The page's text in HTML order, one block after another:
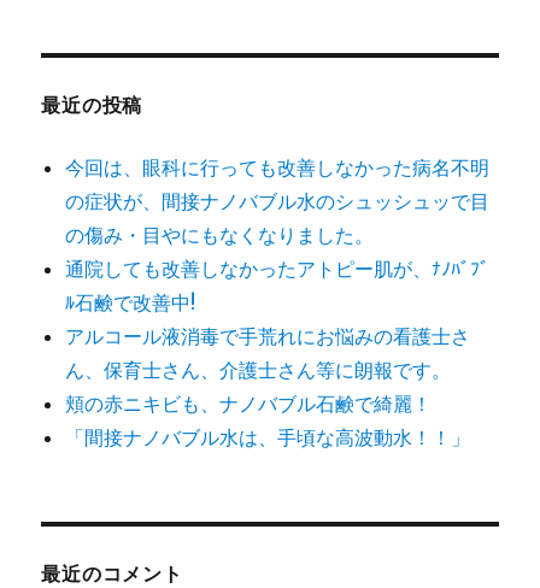
象:
最近の投稿
今回は、眼科に行っても改善しなかった病名不明
の症状が、間接ナノバブル水のシュッシュッで目
の傷み・目やにもなくなりました。
通院しても改善しなかったアトピー肌が、ﾅﾉﾊﾞﾌﾞ
ﾙ石鹸で改善中!
アルコール液消毒で手荒れにお悩みの看護士さ
ん、保育士さん、介護士さん等に朗報です。
頬の赤ニキビも、ナノバブル石鹸で綺麗！
「間接ナノバブル水は、手頃な高波動水！！」
最近のコメント